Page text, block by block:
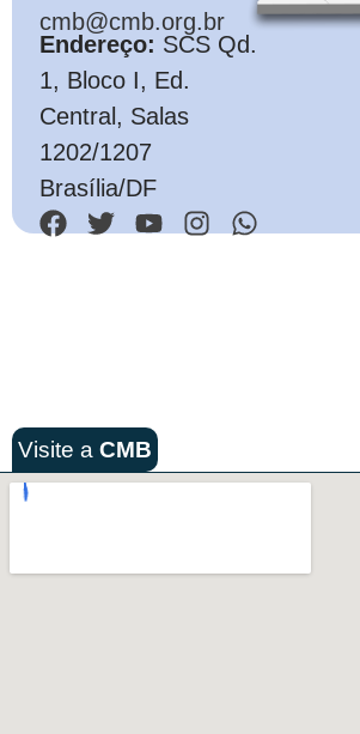
cmb@cmb.org.br
Endereço: SCS Qd.
1, Bloco I, Ed.
Central, Salas
1202/1207
Brasília/DF
Visite a CMB